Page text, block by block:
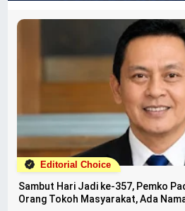
Editorial Choice
Sambut Hari Jadi ke-357, Pemko
Orang Tokoh Masyarakat, Ada